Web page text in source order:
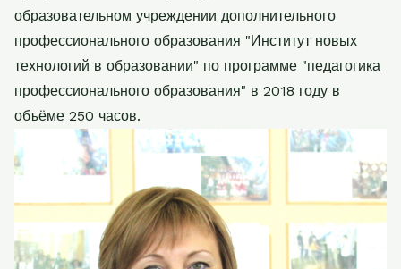
образовательном учреждении дополнительного
профессионального образования "Институт новых
технологий в образовании" по программе "педагогика
профессионального образования" в 2018 году в
объёме 250 часов.